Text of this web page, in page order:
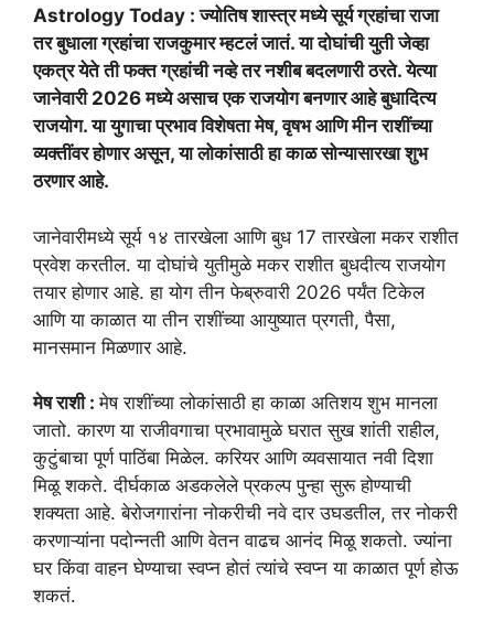
Astrology Today : ज्योतिष शास्त्र मध्ये सूर्य ग्रहांचा राजा
तर बुधाला ग्रहांचा राजकुमार म्हटलं जातं. या दोघांची युती जेव्हा
एकत्र येते ती फक्त ग्रहांची नव्हे तर नशीब बदलणारी ठरते. येत्या
जानेवारी 2026 मध्ये असाच एक राजयोग बनणार आहे बुधादित्य
राजयोग. या युगाचा प्रभाव विशेषता मेष, वृषभ आणि मीन राशींच्या
व्यक्तींवर होणार असून, या लोकांसाठी हा काळ सोन्यासारखा शुभ
ठरणार आहे.
जानेवारीमध्ये सूर्य १४ तारखेला आणि बुध 17 तारखेला मकर राशीत
प्रवेश करतील. या दोघांचे युतीमुळे मकर राशीत बुधदीत्य राजयोग
तयार होणार आहे. हा योग तीन फेब्रुवारी 2026 पर्यंत टिकेल
आणि या काळात या तीन राशींच्या आयुष्यात प्रगती, पैसा,
मानसमान मिळणार आहे.
मेष राशी :मेष राशींच्या लोकांसाठी हा काळा अतिशय शुभ मानला
जातो. कारण या राजीवगाचा प्रभावामुळे घरात सुख शांती राहील,
कुटुंबाचा पूर्ण पाठिंबा मिळेल. करियर आणि व्यवसायात नवी दिशा
मिळू शकते. दीर्घकाळ अडकलेले प्रकल्प पुन्हा सुरू होण्याची
शक्यता आहे. बेरोजगारांना नोकरीची नवे दार उघडतील, तर नोकरी
करणाऱ्यांना पदोन्नती आणि वेतन वाढच आनंद मिळू शकतो. ज्यांना
घर किंवा वाहन घेण्याचा स्वप्न होतं त्यांचे स्वप्न या काळात पूर्ण होऊ
शकतं.